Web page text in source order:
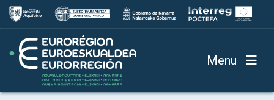
Menu